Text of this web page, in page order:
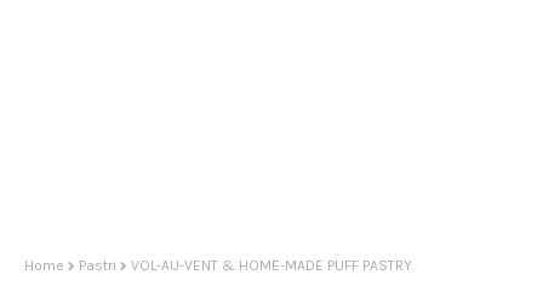
Home Pastri VOL-AU-VENT & HOME-MADE PUFF PASTRY.